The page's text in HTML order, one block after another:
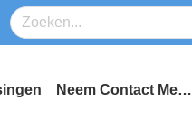
Neem Contact Met Ons Op